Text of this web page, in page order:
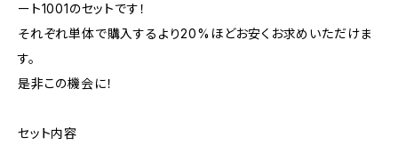
ート1001のセットです！
それぞれ単体で購入するより20%ほどお安くお求めいただけま
す。
是非この機会に！
セット内容